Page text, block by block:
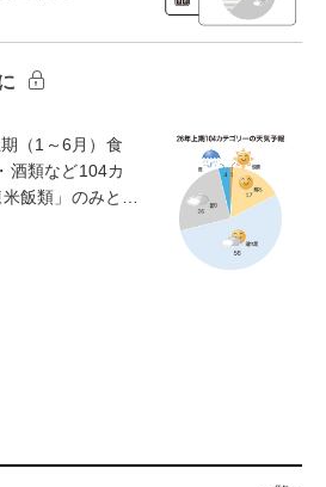
（1～6月）食
酒類など104カ
米飯類」のみと…